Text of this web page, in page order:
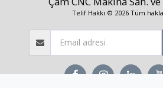
Telif Hakkı © 2026 Tüm